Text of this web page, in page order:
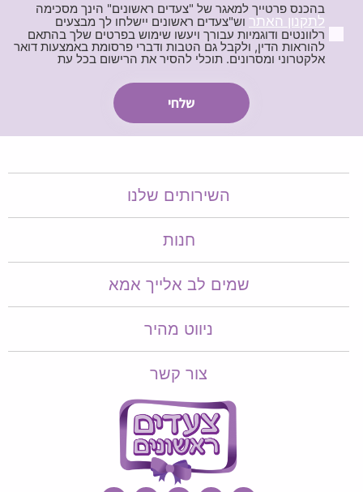
בהכנס פרטייך למאגר של "צעדים ראשונים" הינך מסכימה
לתקנון האתר וש"צעדים ראשונים יישלחו לך מבצעים
רלוונטים ודוגמיות עבורך ויעשו שימוש בפרטים שלך בהתאם
להוראות הדין, ולקבל גם הטבות ודברי פרסומת באמצעות דואר
אלקטרוני ומסרונים. תוכלי להסיר את הרישום בכל עת
השירותים שלנו
חנות
שמים לב אלייך אמא​​
ניווט מהיר
צור קשר